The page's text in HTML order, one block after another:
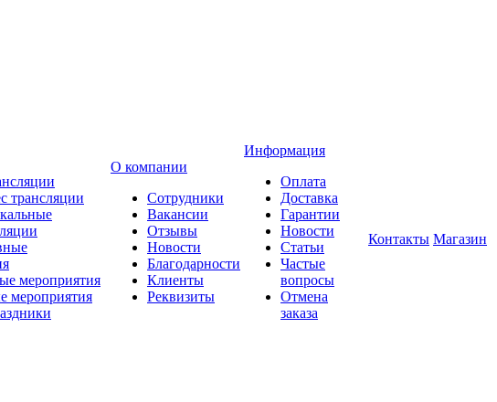
трансляции
мероприятия
мероприятия
О компании
Сотрудники
Вакансии
Отзывы
Новости
Благодарности
Клиенты
Реквизиты
Информация
Оплата
Доставка
Гарантии
Новости
Статьи
Частые
вопросы
Отмена
заказа
Контакты Магазин